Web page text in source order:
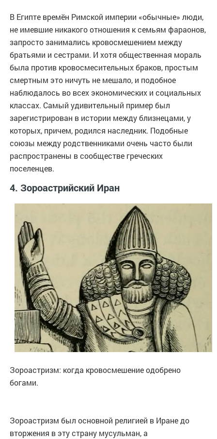
В Египте времён Римской империи «обычные» люди,
не имевшие никакого отношения к семьям фараонов,
запросто занимались кровосмешением между
братьями и сестрами. И хотя общественная мораль
была против кровосмесительных браков, простым
смертным это ничуть не мешало, и подобное
наблюдалось во всех экономических и социальных
классах. Самый удивительный пример был
зарегистрирован в истории между близнецами, у
которых, причем, родился наследник. Подобные
союзы между родственниками очень часто были
распространены в сообществе греческих
поселенцев.
4. Зороастрийский Иран
Зороастризм: когда кровосмешение одобрено
богами.
Зороастризм был основной религией в Иране до
вторжения в эту страну мусульман, а